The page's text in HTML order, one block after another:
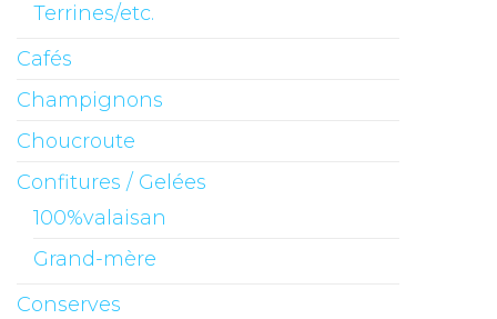
Terrines/etc.
Cafés
Champignons
Choucroute
Confitures / Gelées
100%valaisan
Grand-mère
Conserves